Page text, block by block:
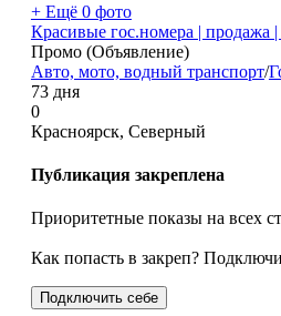
+ Ещё 0 фото
Красивые гос.номера | продажа |
Промо (Объявление)
Авто, мото, водный транспорт/
73 дня
0
Красноярск, Северный
Публикация закреплена
Приоритетные показы на всех
Как попасть в закреп?
Подключить себе